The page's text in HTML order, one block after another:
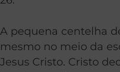
A pequena centelha
mesmo no meio da
Jesus Cristo. Cristo